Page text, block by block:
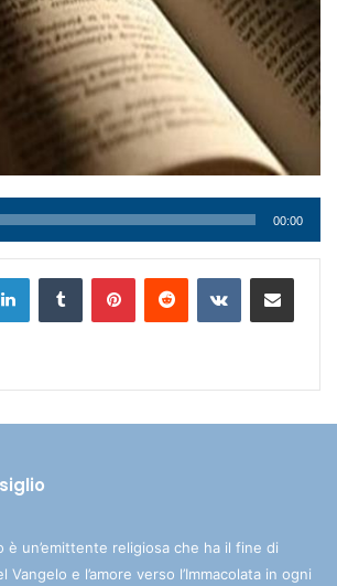
00:00
è un’emittente religiosa che ha il fine di
Vangelo e l’amore verso l’Immacolata in ogni